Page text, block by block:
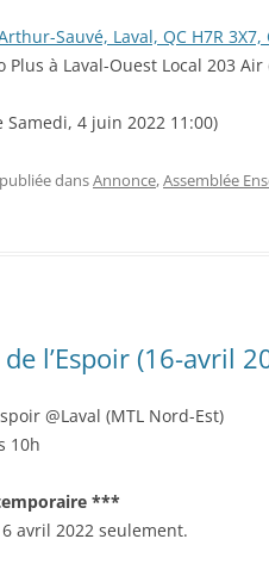
Sauvé, Laval, QC H7R 3X7,
Plus à Laval-Ouest Local 203
Samedi, 4 juin 2022 11:00)
dansAnnonce,Assemblée
l’Espoir (16-avril
@Laval (MTL Nord-Est)
10h
***
avril 2022 seulement.